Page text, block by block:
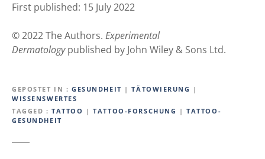
First published: 15 July 2022
© 2022 The Authors. Experimental
Dermatologypublished by John Wiley & Sons Ltd.
GEPOSTET IN GESUNDHEIT |TÄTOWIERUNG |
WISSENSWERTES
TAGGED
TATTOO |TATTOO-FORSCHUNG |TATTOO-
GESUNDHEIT